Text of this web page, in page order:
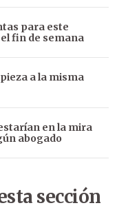
para este
fin de semana
a la misma
en la mira
abogado
sección